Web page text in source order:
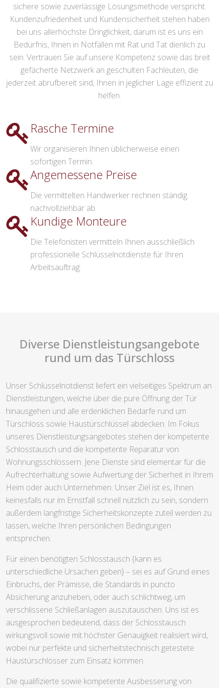
sichere sowie zuverlässige Lösungsmethode verspricht.
Kundenzufriedenheit und Kundensicherheit stehen haben
bei uns allerhöchste Dringlichkeit, darum ist es uns ein
Bedürfnis, Ihnen in Notfällen mit Rat und Tat dienlich zu
sein. Vertrauen Sie auf unsere Kompetenz sowie das breit
gefächerte Netzwerk an geschulten Fachleuten, die
jederzeit abrufbereit sind, Ihnen in jeglicher Lage effizient zu
helfen.
Rasche Termine
Wir organisieren Ihnen üblicherweise einen
sofortigen Termin.
Angemessene Preise
Die vermittelten Handwerker rechnen ständig
nachvollziehbar ab.
Kundige Monteure
Die Telefonisten vermitteln Ihnen ausschließlich
professionelle Schlüsselnotdienste für Ihren
Arbeitsauftrag.
Diverse Dienstleistungsangebote
rund um das Türschloss
Unser Schlüsselnotdienst liefert ein vielseitiges Spektrum an
Dienstleistungen, welche über die pure Öffnung der Tür
hinausgehen und alle erdenklichen Bedarfe rund um
Türschloss sowie Haustürschlüssel abdecken. Im Fokus
unseres Dienstleistungsangebotes stehen der kompetente
Schlosstausch und die kompetente Reparatur von
Wohnungsschlössern. Jene Dienste sind elementar für die
Aufrechterhaltung sowie Aufwertung der Sicherheit in Ihrem
Heim oder auch Unternehmen. Unser Ziel ist es, Ihnen
keinesfalls nur im Ernstfall schnell nützlich zu sein, sondern
außerdem langfristige Sicherheitskonzepte zuteil werden zu
lassen, welche Ihren persönlichen Bedingungen
entsprechen.
Für einen benötigten Schlosstausch {kann es
unterschiedliche Ursachen geben} – sei es auf Grund eines
Einbruchs, der Prämisse, die Standards in puncto
Absicherung anzuheben, oder auch schlichtweg, um
verschlissene Schließanlagen auszutauschen. Uns ist es
ausgesprochen bedeutend, dass der Schlosstausch
wirkungsvoll sowie mit höchster Genauigkeit realisiert wird,
wobei nur perfekte und sicherheitstechnisch getestete
Haustürschlösser zum Einsatz kommen.
Die qualifizierte sowie kompetente Ausbesserung von